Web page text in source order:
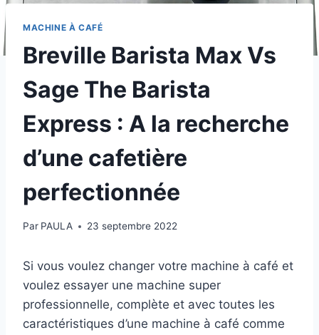
MACHINE À CAFÉ
Breville Barista Max Vs
Sage The Barista
Express : A la recherche
d’une cafetière
perfectionnée
Par PAULA 23 septembre 2022
Si vous voulez changer votre machine à café et
voulez essayer une machine super
professionnelle, complète et avec toutes les
caractéristiques d’une machine à café comme